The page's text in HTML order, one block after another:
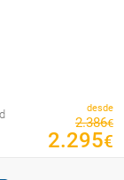
desde
2.386€
2.295€